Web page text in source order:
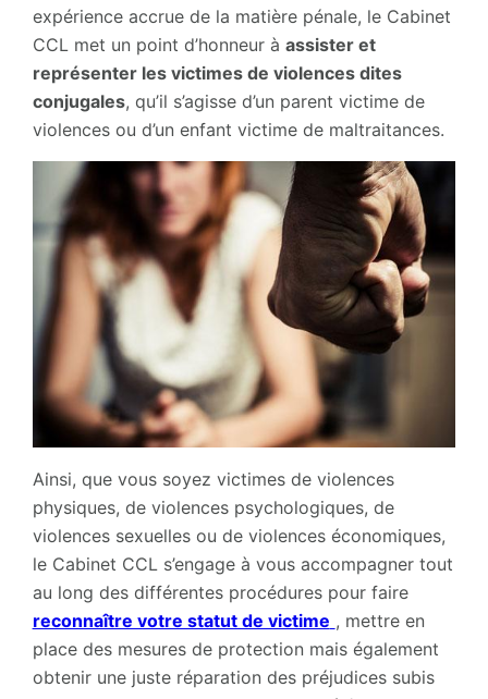
expérience accrue de la matière pénale, le Cabinet
CCL met un point d’honneur à assister et
représenter les victimes de violences dites
conjugales, qu’il s’agisse d’un parent victime de
violences ou d’un enfant victime de maltraitances.
Ainsi, que vous soyez victimes de violences
physiques, de violences psychologiques, de
violences sexuelles ou de violences économiques,
le Cabinet CCL s’engage à vous accompagner tout
au long des différentes procédures pour faire
reconnaître votre statut de victime , mettre en
place des mesures de protection mais également
obtenir une juste réparation des préjudices subis